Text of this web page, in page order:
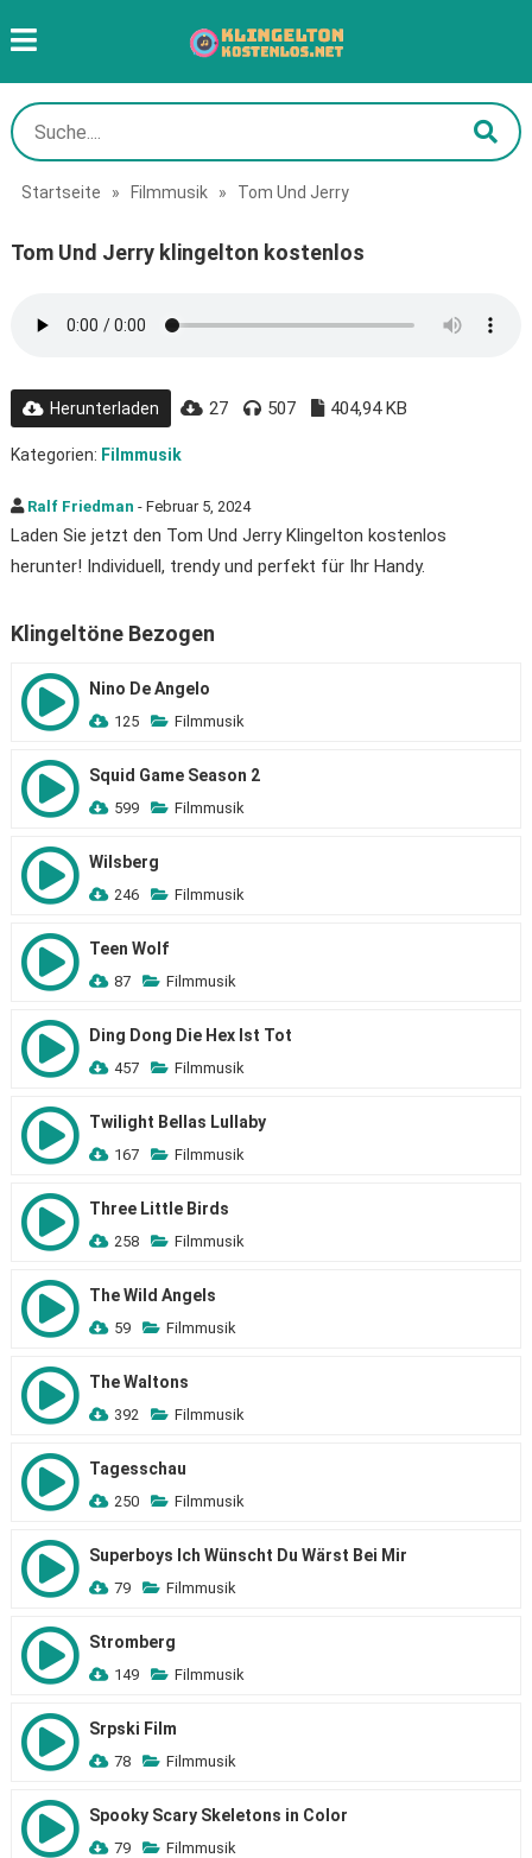
Startseite » Filmmusik » Tom Und Jerry
Tom Und Jerry klingelton kostenlos
Herunterladen 27 507 404,94 KB
Kategorien: Filmmusik
Ralf Friedman - Februar 5, 2024
Laden Sie jetzt den Tom Und Jerry Klingelton kostenlos
herunter! Individuell, trendy und perfekt für Ihr Handy.
Klingeltöne Bezogen
Nino De Angelo
125 Filmmusik
Squid Game Season 2
599 Filmmusik
Wilsberg
246 Filmmusik
Teen Wolf
87 Filmmusik
Ding Dong Die Hex Ist Tot
457 Filmmusik
Twilight Bellas Lullaby
167 Filmmusik
Three Little Birds
258 Filmmusik
The Wild Angels
59 Filmmusik
The Waltons
392 Filmmusik
Tagesschau
250 Filmmusik
Superboys Ich Wünscht Du Wärst Bei Mir
79 Filmmusik
Stromberg
149 Filmmusik
Srpski Film
78 Filmmusik
Spooky Scary Skeletons in Color
79 Filmmusik